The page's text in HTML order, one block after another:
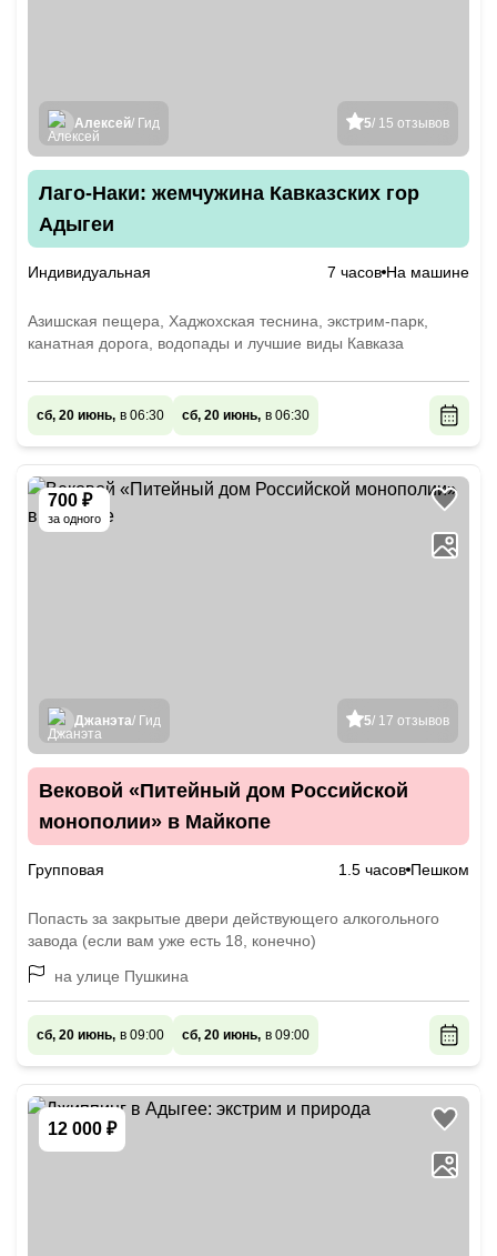
5/ 15 отзывов
Алексей/ Гид
Лаго-Наки: жемчужина Кавказских гор
Адыгеи
Индивидуальная 7 часов На машине
Азишская пещера, Хаджохская теснина, экстрим-парк,
канатная дорога, водопады и лучшие виды Кавказа
сб, 20 июнь, в 06:30 сб, 20 июнь, в 06:30
700 ₽
за одного
5/ 17 отзывов
Джанэта/ Гид
Вековой «Питейный дом Российской
монополии» в Майкопе
Групповая 1.5 часов Пешком
Попасть за закрытые двери действующего алкогольного
завода (если вам уже есть 18, конечно)
на улице Пушкина
сб, 20 июнь, в 09:00 сб, 20 июнь, в 09:00
12 000 ₽